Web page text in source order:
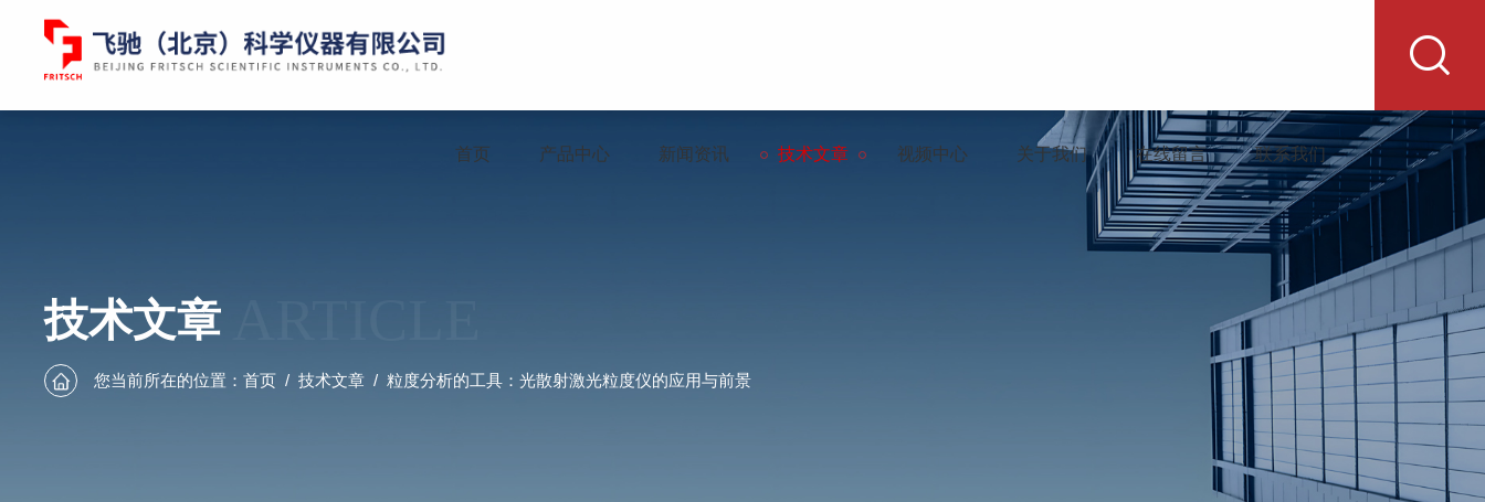
首页 产品中心 新闻资讯 技术文章 视频中心 关于我们 在线留言 联系我们
技术文章
您当前所在的位置： 首页 / 技术文章 / 粒度分析的工具：光散射激光粒度仪的应用与前景